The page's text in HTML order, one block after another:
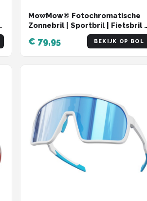
MowMow® Fotochromatische
Zonnebril | Sportbril | Fietsbril |
Wintersport | LuxaLens |
WIZARD-005
€ 79,95 BEKIJK OP BOL